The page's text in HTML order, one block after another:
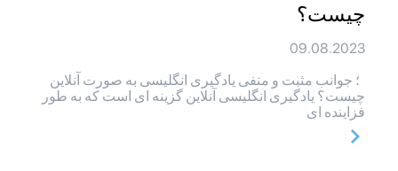
چیست؟
09.08.2023
؛ جوانب مثبت و منفی یادگیری انگلیسی به صورت آنلاین
چیست؟ یادگیری انگلیسی آنلاین گزینه ای است که به طور
فزاینده ای